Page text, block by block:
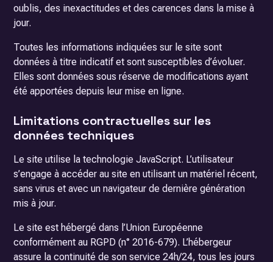
oublis, des inexactitudes et des carences dans la mise à
jour.
Toutes les informations indiquées sur le site sont
données à titre indicatif et sont susceptibles d’évoluer.
Elles sont données sous réserve de modifications ayant
été apportées depuis leur mise en ligne.
Limitations contractuelles sur les
données techniques
Le site utilise la technologie JavaScript. L’utilisateur
s’engage à accéder au site en utilisant un matériel récent,
sans virus et avec un navigateur de dernière génération
mis à jour.
Le site est hébergé dans l’Union Européenne
conformément au RGPD (n° 2016-679). L’hébergeur
assure la continuité de son service 24h/24, tous les jours